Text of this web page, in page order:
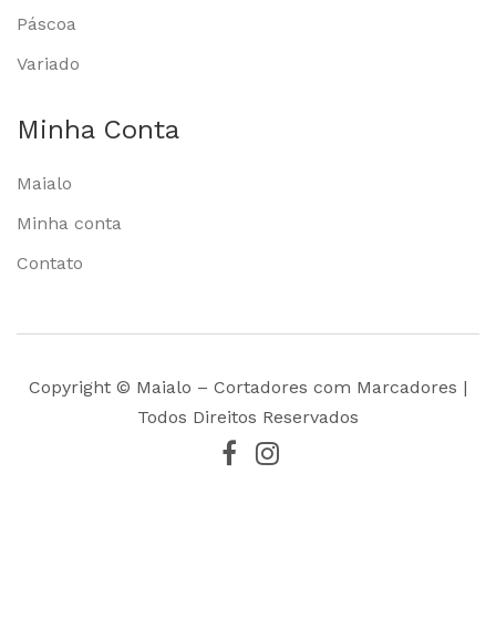
Páscoa
Variado
Minha Conta
Maialo
Minha conta
Contato
Copyright © Maialo – Cortadores com Marcadores |
Todos Direitos Reservados